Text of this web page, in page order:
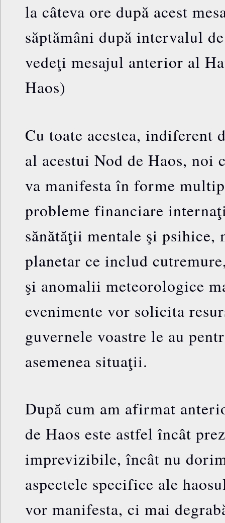
la câteva ore după acest
săptămâni după intervalul
vedeţi mesajul anterior al
Haos)
Cu toate acestea, indiferent
al acestui Nod de Haos, noi
va manifesta în forme
probleme financiare
sănătăţii mentale şi
planetar ce includ
şi anomalii meteorologice
evenimente vor solicita
guvernele voastre le au
asemenea situaţii.
După cum am afirmat
de Haos este astfel încât
imprevizibile, încât nu
aspectele specifice ale
vor manifesta, ci mai